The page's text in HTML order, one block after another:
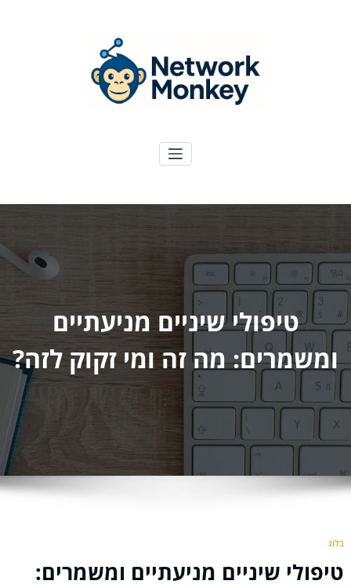
טיפולי שיניים מניעתיים
ומשמרים: מה זה ומי זקוק לזה?
בלוג
טיפולי שיניים מניעתיים ומשמרים: